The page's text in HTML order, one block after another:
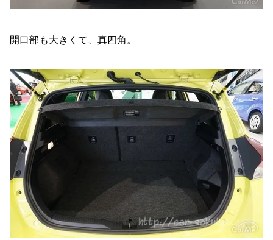
開口部も大きくて、真四角。